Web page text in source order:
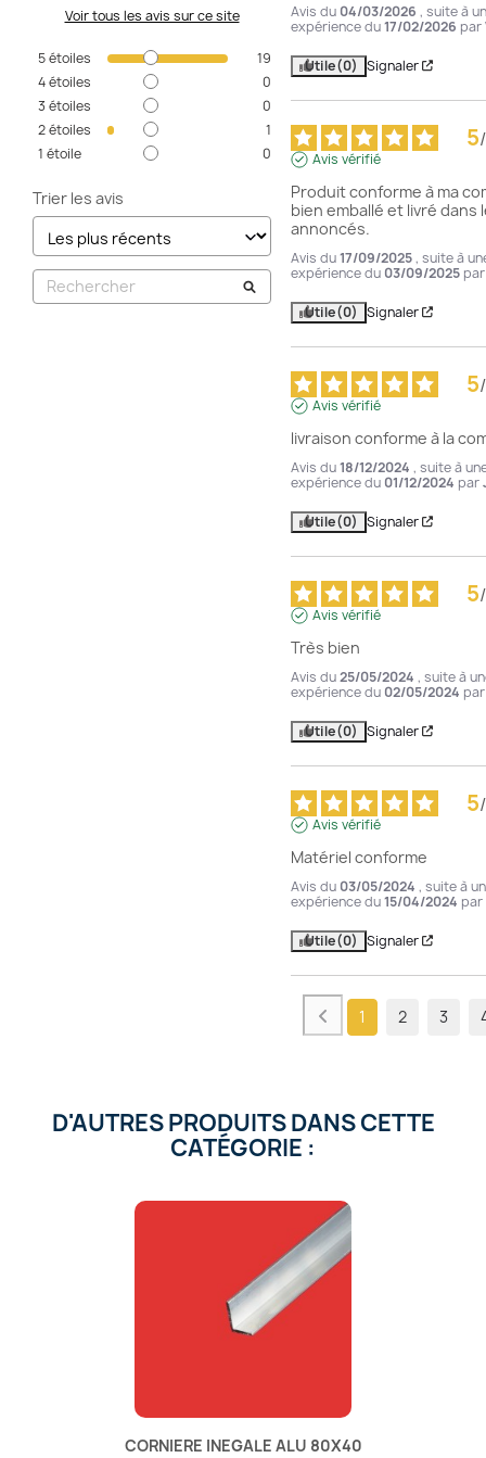
Voir tous les avis sur ce site
5étoiles
19
4étoiles
0
3 étoiles
0
2étoiles
1
1 étoile 0
Trier les avis
Avis du 04/03/2026 , suite à
expérience du17/02/2026 par
Utile(0) Signaler
5/
Avis vérifié
Produit conforme à ma
bien emballé et livré dans
annoncés.
Avis du17/09/2025, suite à
expérience du 03/09/2025
Utile(0) Signaler
5/
Avis vérifié
livraison conforme à la
Avis du18/12/2024 , suite à
expérience du 01/12/2024 par
Utile(0) Signaler
5/
Avis vérifié
Très bien
Avis du25/05/2024 , suite à
expérience du 02/05/2024
Utile(0) Signaler
5/
Avis vérifié
Matériel conforme
Avis du 03/05/2024 , suite à
expérience du15/04/2024 par
Utile(0) Signaler
1 2 3
D'AUTRES PRODUITS DANS CETTE
CATÉGORIE :
CORNIERE INEGALE ALU 80X40